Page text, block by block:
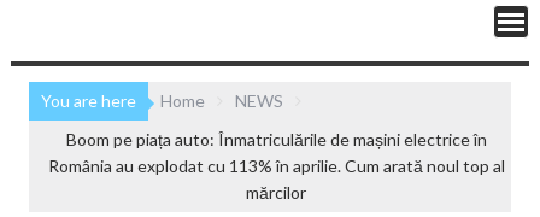
You are here Home
NEWS
Boom pe piața auto: Înmatriculările de mașini electrice în
România au explodat cu 113% în aprilie. Cum arată noul top al
mărcilor